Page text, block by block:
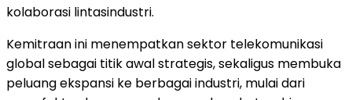
kolaborasi lintasindustri.
Kemitraan ini menempatkan sektor telekomunikasi
global sebagai titik awal strategis, sekaligus membuka
peluang ekspansi ke berbagai industri, mulai dari